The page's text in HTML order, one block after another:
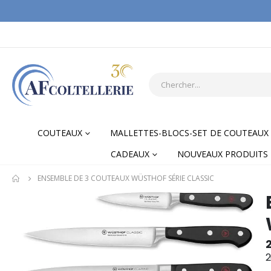
COUTEAUX MALLETTES-BLOCS-SET DE COUTEAUX
CADEAUX
NOUVEAUX PRODUITS
ENSEMBLE DE 3 COUTEAUX WÜSTHOF SÉRIE CLASSIC
Skip